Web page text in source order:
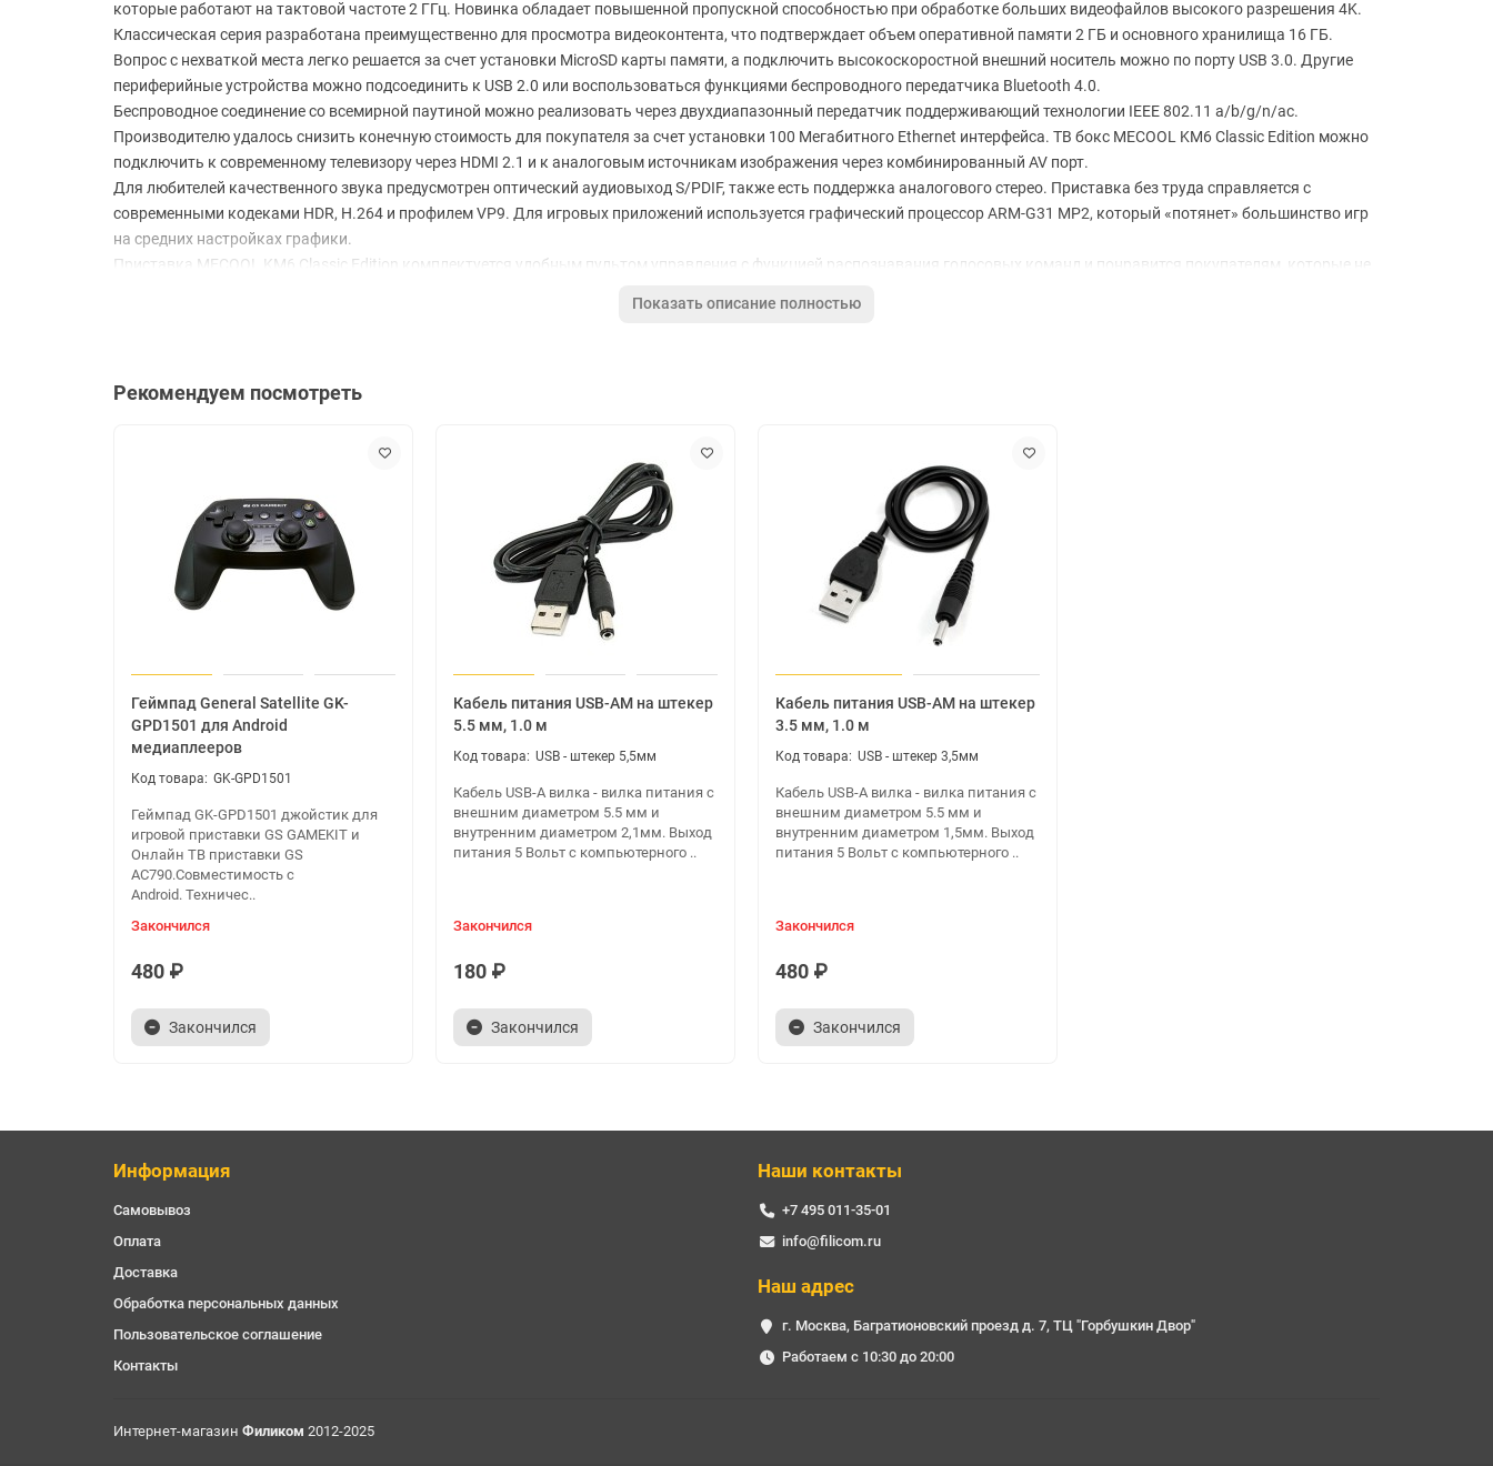
которые работают на тактовой частоте 2 ГГц. Новинка обладает повышенной пропускной способностью при обработке больших видеофайлов высокого разрешения 4K.
Классическая серия разработана преимущественно для просмотра видеоконтента, что подтверждает объем оперативной памяти 2 ГБ и основного хранилища 16 ГБ.
Вопрос с нехваткой места легко решается за счет установки MicroSD карты памяти, а подключить высокоскоростной внешний носитель можно по порту USB 3.0. Другие
периферийные устройства можно подсоединить к USB 2.0 или воспользоваться функциями беспроводного передатчика Bluetooth 4.0.
Беспроводное соединение со всемирной паутиной можно реализовать через двухдиапазонный передатчик поддерживающий технологии IEEE 802.11 a/b/g/n/ac.
Производителю удалось снизить конечную стоимость для покупателя за счет установки 100 Мегабитного Ethernet интерфейса. ТВ бокс MECOOL KM6 Classic Edition можно
подключить к современному телевизору через HDMI 2.1 и к аналоговым источникам изображения через комбинированный AV порт.
Для любителей качественного звука предусмотрен оптический аудиовыход S/PDIF, также есть поддержка аналогового стерео. Приставка без труда справляется с
современными кодеками HDR, H.264 и профилем VP9. Для игровых приложений используется графический процессор ARM-G31 MP2, который «потянет» большинство игр
на средних настройках графики.
Приставка MECOOL KM6 Classic Edition комплектуется удобным пультом управления с функцией распознавания голосовых команд и понравится покупателям, которые не
Процессор Amlogic S905X4
Вес и габариты
Длина (мм) 200
Высота (мм) 60
Ширина (мм) 150
Вес (грамм) 550
Операционная система Android 10
Наши предложения Новинка
Стандарт Wi-Fi b / g / n / 2T2R
Частота Wi-Fi 2.4 GHz / 5.0 GHz
Wi-Fi антенна Встроенная
Bluetooth +
Ethernet разъем 100
Порты HDMI, Micro SD порт, 2.0 USB порт, 3.0 USB порт, AV выход, RJ45 LAN, порт питания.
ТВ приставка MECOOL KM6 Classic
Геймпад GS Gamekit
Пульт ДУ
Показать описание полностью
Рекомендуем посмотреть
Геймпад General Satellite GK-
GPD1501 для Android
медиаплееров
GK-GPD1501
Геймпад GK-GPD1501 джойстик для
игровой приставки GS GAMEKIT и
Онлайн ТВ приставки GS
AC790.Совместимость с
Android. Техничес..
Закончился
480 ₽
Закончился
Кабель питания USB-AM на штекер
5.5 мм, 1.0 м
USB - штекер 5,5мм
Кабель USB-A вилка - вилка питания с
внешним диаметром 5.5 мм и
внутренним диаметром 2,1мм. Выход
питания 5 Вольт с компьютерного ..
Закончился
180 ₽
Закончился
Кабель питания USB-AM на штекер
3.5 мм, 1.0 м
USB - штекер 3,5мм
Кабель USB-A вилка - вилка питания с
внешним диаметром 5.5 мм и
внутренним диаметром 1,5мм. Выход
питания 5 Вольт с компьютерного ..
Закончился
480 ₽
Закончился
Информация
Самовывоз
Оплата
Доставка
Обработка персональных данных
Пользовательское соглашение
Контакты
Наши контакты
+7 495 011-35-01
info@filicom.ru
Наш адрес
г. Москва, Багратионовский проезд д. 7, ТЦ "Горбушкин Двор"
Работаем с 10:30 до 20:00
Интернет-магазин Филиком 2012-2025